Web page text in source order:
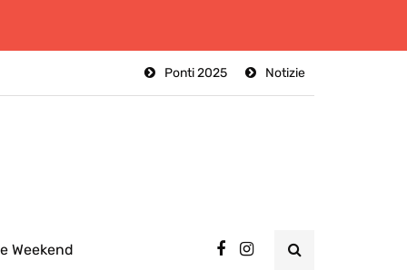
Notizie
Ponti 2025
Weekend